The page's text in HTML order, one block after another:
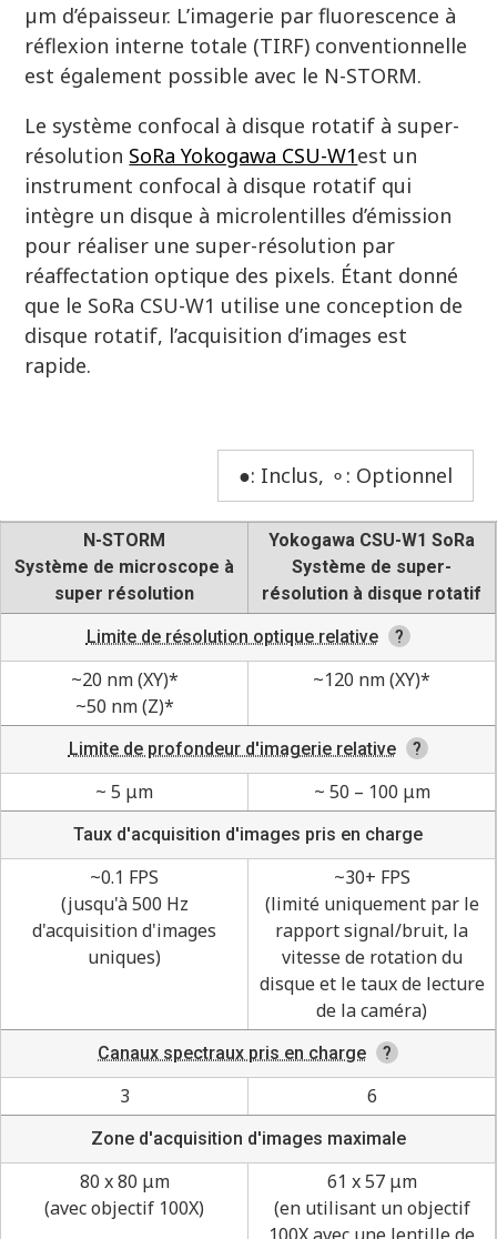
µm d’épaisseur. L’imagerie par fluorescence à
réflexion interne totale (TIRF) conventionnelle
est également possible avec le N-STORM.
Le système confocal à disque rotatif à super-
résolution SoRa Yokogawa CSU-W1est un
instrument confocal à disque rotatif qui
intègre un disque à microlentilles d’émission
pour réaliser une super-résolution par
réaffectation optique des pixels. Étant donné
que le SoRa CSU-W1 utilise une conception de
disque rotatif, l’acquisition d’images est
rapide.
●: Inclus, ⚬: Optionnel
N-STORM
Système de microscope à
super résolution
Yokogawa CSU-W1 SoRa
Système de super-
résolution à disque rotatif
Limite de résolution optique relative
~20 nm (XY)*
~50 nm (Z)*
~120 nm (XY)*
Limite de profondeur d'imagerie relative
~ 5 μm ~ 50 – 100 μm
Taux d'acquisition d'images pris en charge
~0.1 FPS
(jusqu'à 500 Hz
d'acquisition d'images
uniques)
~30+ FPS
(limité uniquement par le
rapport signal/bruit, la
vitesse de rotation du
disque et le taux de lecture
de la caméra)
Canaux spectraux pris en charge
3 6
Zone d'acquisition d'images maximale
80 x 80 μm
(avec objectif 100X)
61 x 57 μm
(en utilisant un objectif